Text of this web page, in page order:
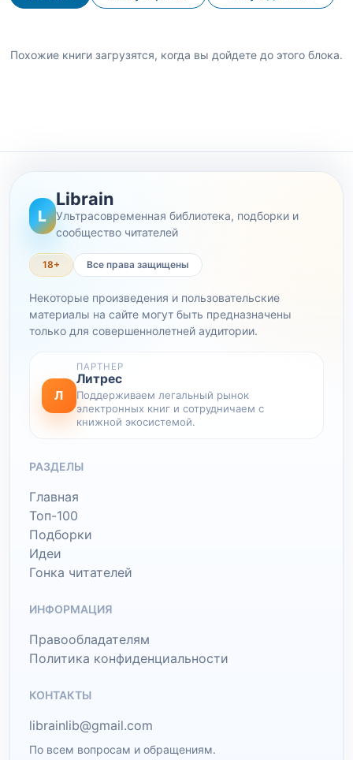
Похожие книги загрузятся, когда вы дойдете до этого блока.
L
Librain
Ультрасовременная библиотека, подборки и
сообщество читателей
18+ Все права защищены
Некоторые произведения и пользовательские
материалы на сайте могут быть предназначены
только для совершеннолетней аудитории.
Л
ПАРТНЕР
Литрес
Поддерживаем легальный рынок
электронных книг и сотрудничаем с
книжной экосистемой.
РАЗДЕЛЫ
Главная
Топ-100
Подборки
Идеи
Гонка читателей
ИНФОРМАЦИЯ
Правообладателям
Политика конфиденциальности
КОНТАКТЫ
librainlib@gmail.com
По всем вопросам и обращениям.